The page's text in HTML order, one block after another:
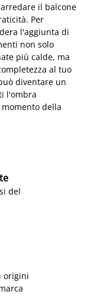
il balcone
Per
l'aggiunta di
non solo
più calde, ma
al tuo
diventare un
l'ombra
della
del
origini